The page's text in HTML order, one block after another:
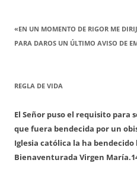
«EN UN MOMENTO DE RIGOR ME
PARA DAROS UN ÚLTIMO AVISO DE
REGLA DE VIDA
El Señor puso el requisito para
que fuera bendecida por un
Iglesia católica la ha
Bienaventurada Virgen María.